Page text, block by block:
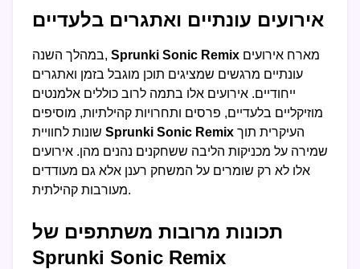
אירועים עונתיים ואתגרים בלעדיים
במהלך השנה, Sprunki Sonic Remix
עונתיים מרגשים שמציגים תוכן מוגבל בזמן ואתגרים
ייחודיים. אירועים אלו בתמה לרוב כוללים אלמנטים
מוזיקליים בלעדיים, פרסים ותחרויות קהילתיות, מוסיפים
Sprunki Sonic Remix
שמירה על מכניקות הליבה ששחקנים נהנים מהן. אירועים
אלו לא רק שומרים על המשחק רענן אלא גם מעודדים
מעורבות קהילתית.
תכונות מרובות משתתפים של
Sprunki Sonic Remix